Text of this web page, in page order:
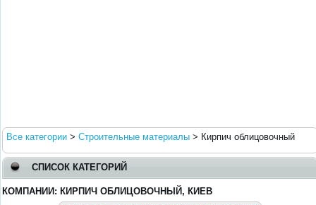
Все категории > Строительные материалы > Кирпич облицовочный
СПИСОК КАТЕГОРИЙ
КОМПАНИИ: КИРПИЧ ОБЛИЦОВОЧНЫЙ, КИЕВ